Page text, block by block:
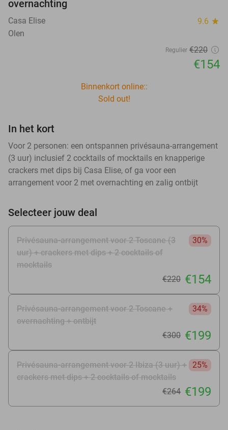
overnachting
Casa Elise 9.6 star
Olen
Regulier €220
€154
Binnenkort online::
Sold out!
In het kort
Voor 2 personen: een ontspannen privésauna-arrangement
(3 uur) inclusief 2 cocktails of mocktails en knapperige
crackers met dips bij Casa Elise, of ga voor een
arrangement voor 2 met overnachting en zalig ontbijt
Selecteer jouw deal
Privésauna-arrangement voor 2 Toscane (3
uur) + crackers met dips + 2 cocktails of
mocktails
30%
€220 €154
Privésauna-arrangement voor 2 Toscane +
overnachting + ontbijt
34%
€300 €199
Privésauna-arrangement voor 2 Ibiza (3 uur) +
crackers met dips + 2 cocktails of mocktails
25%
€264 €199